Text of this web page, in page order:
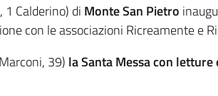
Calderino) di Monte San Pietro
con le associazioni Ricreamente e
39) la Santa Messa con